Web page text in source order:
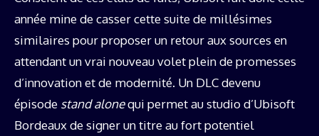
année mine de casser cette suite de millésimes
similaires pour proposer un retour aux sources en
attendant un vrai nouveau volet plein de promesses
d’innovation et de modernité. Un DLC devenu
épisode stand alonequi permet au studio d’Ubisoft
Bordeaux de signer un titre au fort potentiel